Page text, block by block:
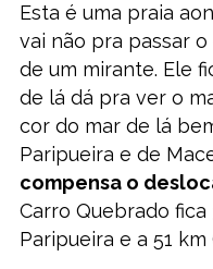
Esta é uma praia
vai não pra passar
de um mirante. Ele
de lá dá pra ver o
cor do mar de lá
Paripueira e de
compensa o
Carro Quebrado
Paripueira e a 51 km